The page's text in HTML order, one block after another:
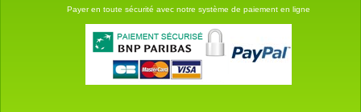
Payer en toute sécurité avec notre système de paiement en ligne